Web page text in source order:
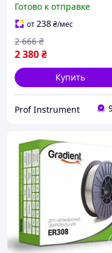
Готово к отправке
от238₴/мес
2 380₴
2 666 ₴
Купить
Prof Instrument